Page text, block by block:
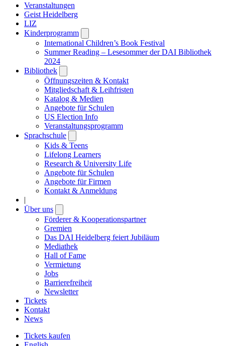
Veranstaltungen
Geist Heidelberg
LIZ
Kinderprogramm
submenu
International Children’s Book Festival
Summer Reading – Lesesommer der DAI Bibliothek
2024
Bibliothek
submenu
Öffnungszeiten & Kontakt
Mitgliedschaft & Leihfristen
Katalog & Medien
Angebote für Schulen
US Election Info
Veranstaltungsprogramm
Sprachschule
submenu
Kids & Teens
Lifelong Learners
Research & University Life
Angebote für Schulen
Angebote für Firmen
Kontakt & Anmeldung
|
Über uns
submenu
Förderer & Kooperationspartner
Gremien
Das DAI Heidelberg feiert Jubiläum
Mediathek
Hall of Fame
Vermietung
Jobs
Barrierefreiheit
Newsletter
Tickets
Kontakt
News
Tickets kaufen